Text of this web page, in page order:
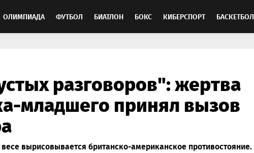
ОЛИМПИАДА ФУТБОЛ БИАТЛОН БОКС КИБЕРСПОРТ БАСКЕТБОЛ
разговоров": жертва
младшего принял вызов
вырисовывается британско-американское противостояние.